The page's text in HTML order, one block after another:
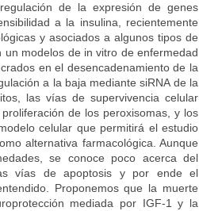
de la expresión de genes
a la insulina, recientemente
y asociados a algunos tipos de
modelos de in vitro de enfermedad
en el desencadenamiento de la
a la baja mediante siRNA de la
las vías de supervivencia celular
de los peroxisomas, y los
celular que permitirá el estudio
alternativa farmacológica. Aunque
se conoce poco acerca del
vías de apoptosis y por ende el
Proponemos que la muerte
mediada por IGF-1 y la